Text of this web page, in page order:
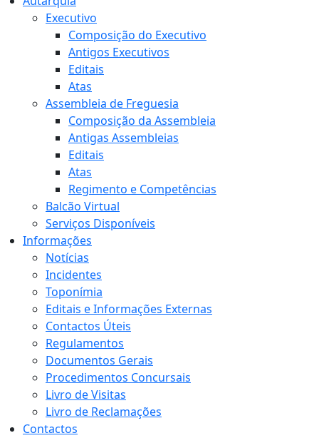
Executivo
Composição do Executivo
Antigos Executivos
Editais
Atas
Assembleia de Freguesia
Composição da Assembleia
Antigas Assembleias
Editais
Atas
Regimento e Competências
Balcão Virtual
Serviços Disponíveis
Informações
Notícias
Incidentes
Toponímia
Editais e Informações Externas
Contactos Úteis
Regulamentos
Documentos Gerais
Procedimentos Concursais
Livro de Visitas
Livro de Reclamações
Contactos